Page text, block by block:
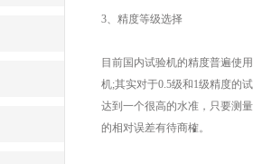
3、精度等级选择
目前国内试验机的精度普遍使
机;其实对于0.5级和1级精度的
达到一个很高的水准，只要测
的相对误差有待商榷。